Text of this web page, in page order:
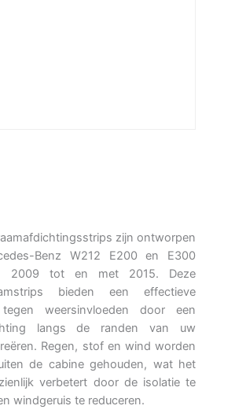
zijn ontworpen
Benz W212 E200 en E300
2009 tot en met 2015. Deze
bieden een effectieve
tegen weersinvloeden door een
langs de randen van uw
Regen, stof en wind worden
de cabine gehouden, wat het
verbetert door de isolatie te
windgeruis te reduceren.